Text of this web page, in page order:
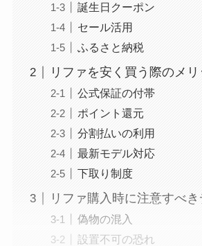
誕生日クーポン
セール活用
ふるさと納税
リファを安く買う際のメ
公式保証の付帯
ポイント還元
分割払いの利用
最新モデル対応
下取り制度
リファ購入時に注意すべ
偽物の混入
設置不可の恐れ